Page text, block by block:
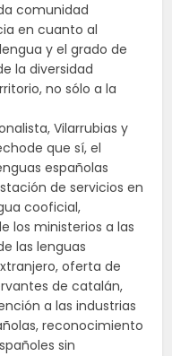
comunidad
en cuanto al
y el grado de
la diversidad
no sólo a la
Vilarrubias y
que sí, el
españolas
de servicios en
cooficial,
los ministerios a las
las lenguas
oferta de
de catalán,
a las industrias
reconocimiento
sin